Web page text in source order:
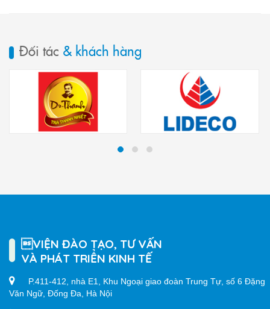
Đối tác & khách hàng
VIỆN ĐÀO TẠO, TƯ VẤN
VÀ PHÁT TRIỂN KINH TẾ
P.411-412, nhà E1, Khu Ngoại giao đoàn Trung Tự, số 6 Đặng
Văn Ngữ, Đống Đa, Hà Nội